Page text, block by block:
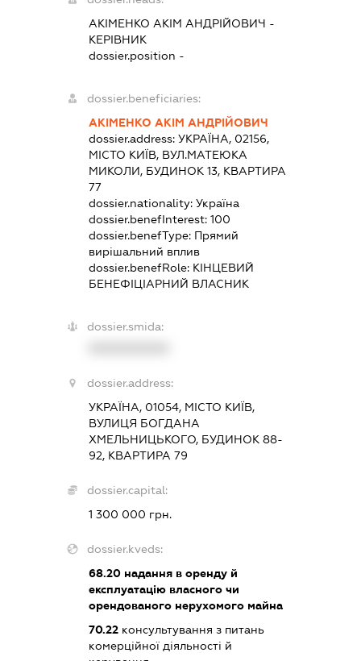
АКІМЕНКО АКІМ АНДРІЙОВИЧ -
КЕРІВНИК
dossier.position -
dossier.beneficiaries:
АКІМЕНКО АКІМ АНДРІЙОВИЧ
dossier.address:УКРАЇНА, 02156,
МІСТО КИЇВ, ВУЛ.МАТЕЮКА
МИКОЛИ, БУДИНОК 13, КВАРТИРА
77
dossier.nationality:Україна
dossier.benefInterest:100
dossier.benefType: Прямий
вирішальний вплив
dossier.benefRole: КІНЦЕВИЙ
БЕНЕФІЦІАРНИЙ ВЛАСНИК
dossier.smida:
dossier.address:
УКРАЇНА, 01054, МІСТО КИЇВ,
ВУЛИЦЯ БОГДАНА
ХМЕЛЬНИЦЬКОГО, БУДИНОК 88-
92, КВАРТИРА 79
dossier.capital:
1 300 000 грн.
dossier.kveds:
68.20 надання в оренду й
експлуатацію власного чи
орендованого нерухомого майна
70.22 консультування з питань
комерційної діяльності й